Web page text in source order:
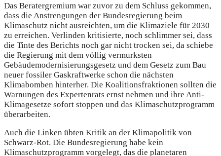
Das Beratergremium war zuvor zu dem Schluss gekommen,
dass die Anstrengungen der Bundesregierung beim
Klimaschutz nicht ausreichten, um die Klimaziele für 2030
zu erreichen. Verlinden kritisierte, noch schlimmer sei, dass
die Tinte des Berichts noch gar nicht trocken sei, da schiebe
die Regierung mit dem völlig vermurksten
Gebäudemodernisierungsgesetz und dem Gesetz zum Bau
neuer fossiler Gaskraftwerke schon die nächsten
Klimabomben hinterher. Die Koalitionsfraktionen sollten die
Warnungen des Expertenrats ernst nehmen und ihre Anti-
Klimagesetze sofort stoppen und das Klimaschutzprogramm
überarbeiten.
Auch die Linken übten Kritik an der Klimapolitik von
Schwarz-Rot. Die Bundesregierung habe kein
Klimaschutzprogramm vorgelegt, das die planetaren